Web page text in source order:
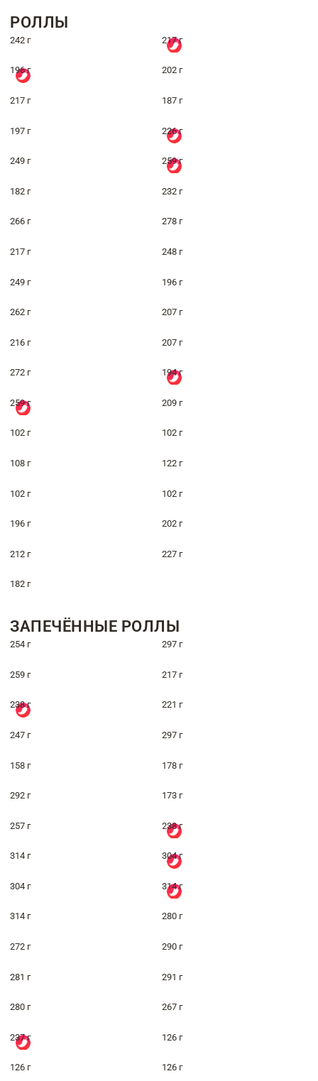
РОЛЛЫ
242 г 217 г
196 г 202 г
217 г 187 г
197 г 226 г
249 г 259 г
182 г 232 г
266 г 278 г
217 г 248 г
249 г 196 г
262 г 207 г
216 г 207 г
272 г 194 г
259 г 209 г
102 г 102 г
108 г 122 г
102 г 102 г
196 г 202 г
212 г 227 г
182 г
ЗАПЕЧЁННЫЕ РОЛЛЫ
254 г 297 г
259 г 217 г
238 г 221 г
247 г 297 г
158 г 178 г
292 г 173 г
257 г 238 г
314 г 304 г
304 г 314 г
314 г 280 г
272 г 290 г
281 г 291 г
280 г 267 г
237 г 126 г
126 г 126 г